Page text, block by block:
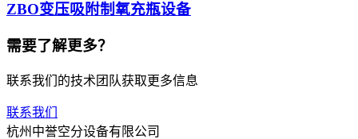
ZBO变压吸附制氧充瓶设备
需要了解更多？
联系我们的技术团队获取更多信息
联系我们
杭州中誉空分设备有限公司